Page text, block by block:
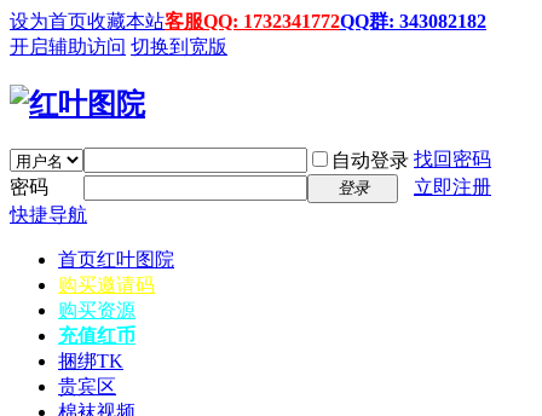
设为首页收藏本站客服QQ: 1732341772QQ群: 343082182
开启辅助访问 切换到宽版
自动登录 找回密码
密码
登录
立即注册
快捷导航
首页红叶图院
购买邀请码
购买资源
充值红币
捆绑TK
贵宾区
棉袜视频